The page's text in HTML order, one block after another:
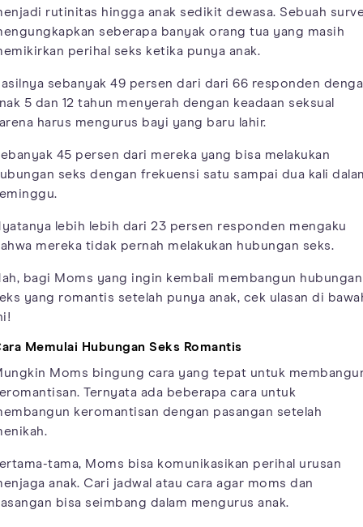
rutinitas hingga anak sedikit dewasa. Sebuah
seberapa banyak orang tua yang masih
perihal seks ketika punya anak.
sebanyak 49 persen dari dari 66 responden
5 dan 12 tahun menyerah dengan keadaan seksual
harus mengurus bayi yang baru lahir.
45 persen dari mereka yang bisa melakukan
seks dengan frekuensi satu sampai dua kali
lebih lebih dari 23 persen responden mengaku
mereka tidak pernah melakukan hubungan seks.
bagi Moms yang ingin kembali membangun hubungan
yang romantis setelah punya anak, cek ulasan di
Memulai Hubungan Seks Romantis
Moms bingung cara yang tepat untuk
Ternyata ada beberapa cara untuk
keromantisan dengan pasangan setelah
tama, Moms bisa komunikasikan perihal urusan
anak. Cari jadwal atau cara agar moms dan
bisa seimbang dalam mengurus anak.